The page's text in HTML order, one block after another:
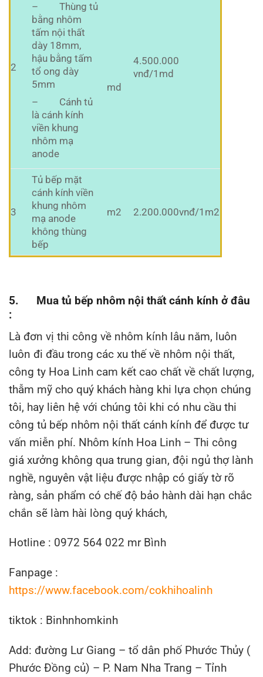
2
– Thùng tủ
bằng nhôm
tấm nội thất
dày 18mm,
hậu bằng tấm
tổ ong dày
5mm
– Cánh tủ
là cánh kính
viền khung
nhôm mạ
anode
md
4.500.000
vnđ/1md
3
Tủ bếp mặt
cánh kính viền
khung nhôm
mạ anode
không thùng
bếp
m2 2.200.000vnđ/1m2
5. Mua tủ bếp nhôm nội thất cánh kính ở đâu
:
Là đơn vị thi công về nhôm kính lâu năm, luôn
luôn đi đầu trong các xu thế về nhôm nội thất,
công ty Hoa Linh cam kết cao chất về chất lượng,
thẫm mỹ cho quý khách hàng khi lựa chọn chúng
tôi, hay liên hệ với chúng tôi khi có nhu cầu thi
công tủ bếp nhôm nội thất cánh kính để được tư
vấn miễn phí. Nhôm kính Hoa Linh – Thi công
giá xưởng không qua trung gian, đội ngủ thợ lành
nghề, nguyên vật liệu được nhập có giấy tờ rõ
ràng, sản phẩm có chế độ bảo hành dài hạn chắc
chắn sẽ làm hài lòng quý khách,
Hotline : 0972 564 022 mr Bình
Fanpage :
https://www.facebook.com/cokhihoalinh
tiktok : Binhnhomkinh
Add: đường Lư Giang – tổ dân phố Phước Thủy (
Phước Đồng củ) – P. Nam Nha Trang – Tỉnh